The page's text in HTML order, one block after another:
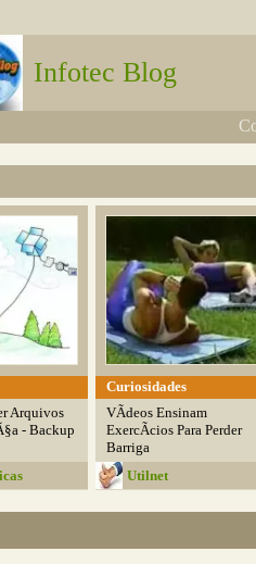
Infotec Blog
Arquivos
- Backup
Curiosidades
VÃ­deos Ensinam
ExercÃ­cios Para Perder
Barriga
Utilnet